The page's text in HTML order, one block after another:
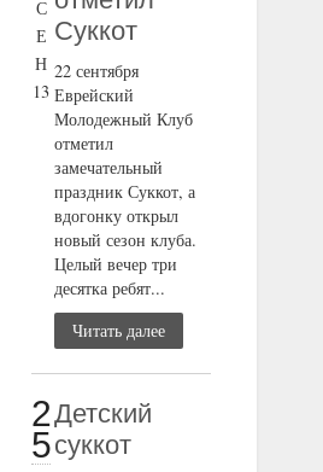
С
Е
Н
13
Суккот
22 сентября
Еврейский
Молодежный Клуб
отметил
замечательный
праздник Суккот, а
вдогонку открыл
новый сезон клуба.
Целый вечер три
десятка ребят...
Читать далее
2
5
Детский
суккот